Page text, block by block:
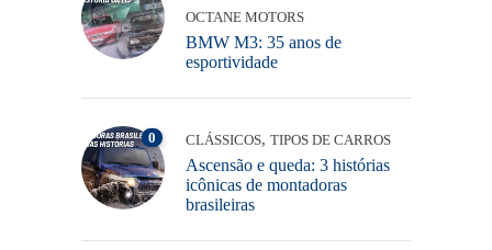
OCTANE MOTORS
BMW M3: 35 anos de
esportividade
0 CLÁSSICOS, TIPOS DE CARROS
Ascensão e queda: 3 histórias
icônicas de montadoras
brasileiras